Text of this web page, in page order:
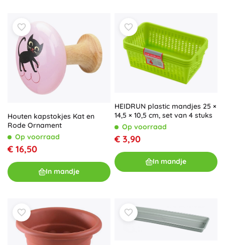
Houten kapstokjes Kat en
Rode Ornament
Op voorraad
€ 16,50
In mandje
HEIDRUN plastic mandjes 25 ×
14,5 × 10,5 cm, set van 4 stuks
Op voorraad
€ 3,90
In mandje